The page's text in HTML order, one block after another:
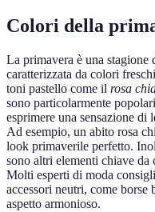
Colori della
La primavera è una stagione
caratterizzata da colori
toni pastello come il rosa
sono particolarmente
esprimere una sensazione di
Ad esempio, un abito rosa
look primaverile perfetto.
sono altri elementi chiave da
Molti esperti di moda
accessori neutri, come
aspetto armonioso.